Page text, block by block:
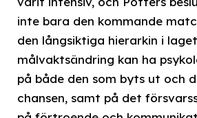
inte bara den kommande
den långsiktiga hierarkin i
målvaktsändring kan ha
på både den som byts ut och
chansen, samt på det